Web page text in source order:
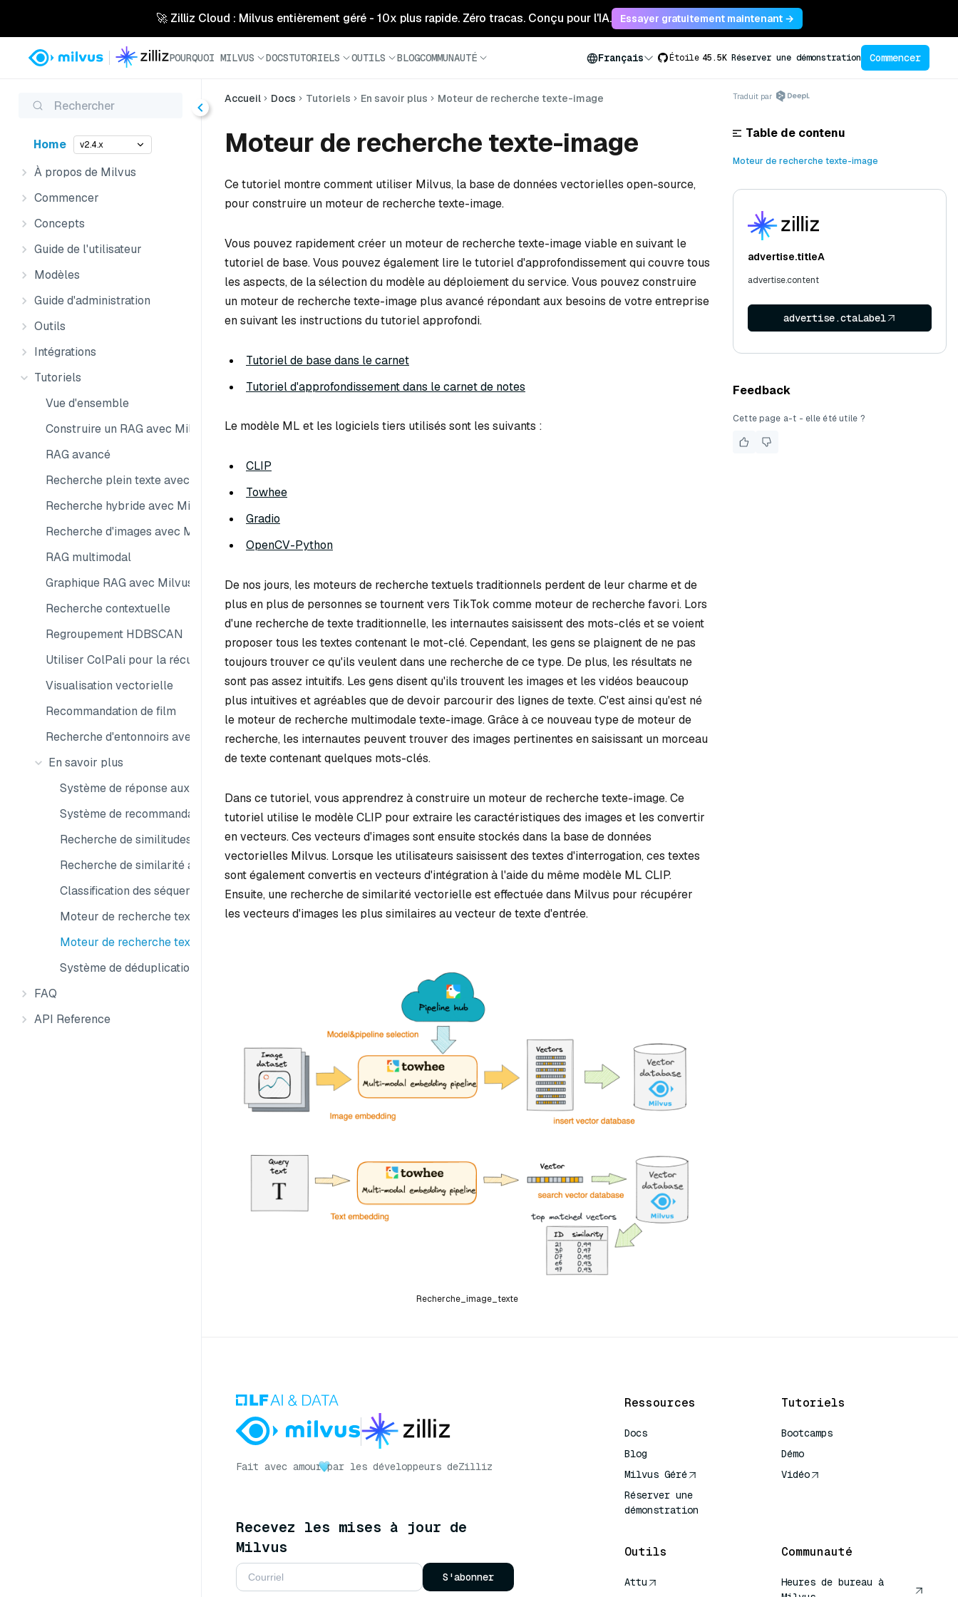
🚀 Zilliz Cloud : Milvus entièrement géré - 10x plus rapide. Zéro tracas. Conçu pour l'IA. Essayer gratuitement maintenant →
POURQUOI MILVUS DOCSTUTORIELS OUTILS BLOGCOMMUNAUTÉ Français Étoile 45.5K Réserver une démonstration Commencer
Rechercher
Home v2.4.x
À propos de Milvus
Commencer
Concepts
Guide de l'utilisateur
Modèles
Guide d'administration
Outils
Intégrations
Tutoriels
Vue d'ensemble
Construire un RAG avec Milvus
RAG avancé
Recherche plein texte avec Milvus
Recherche hybride avec Milvus
Recherche d'images avec Milvus
RAG multimodal
Graphique RAG avec Milvus
Recherche contextuelle
Regroupement HDBSCAN
Utiliser ColPali pour la récupération multimodale
Visualisation vectorielle
Recommandation de film
Recherche d'entonnoirs avec les emboîtements Matryoshka
En savoir plus
Système de réponse aux questions
Système de recommandation
Recherche de similitudes vidéo
Recherche de similarité audio
Classification des séquences d'ADN
Moteur de recherche textuelle
Moteur de recherche texte-image
Système de déduplication d'images
FAQ
API Reference
Accueil Docs Tutoriels En savoir plus Moteur de recherche texte-image
Moteur de recherche texte-image
Ce tutoriel montre comment utiliser Milvus, la base de données vectorielles open-source,
pour construire un moteur de recherche texte-image.
Vous pouvez rapidement créer un moteur de recherche texte-image viable en suivant le
tutoriel de base. Vous pouvez également lire le tutoriel d'approfondissement qui couvre tous
les aspects, de la sélection du modèle au déploiement du service. Vous pouvez construire
un moteur de recherche texte-image plus avancé répondant aux besoins de votre entreprise
en suivant les instructions du tutoriel approfondi.
Tutoriel de base dans le carnet
Tutoriel d'approfondissement dans le carnet de notes
Le modèle ML et les logiciels tiers utilisés sont les suivants :
CLIP
Towhee
Gradio
OpenCV-Python
De nos jours, les moteurs de recherche textuels traditionnels perdent de leur charme et de
plus en plus de personnes se tournent vers TikTok comme moteur de recherche favori. Lors
d'une recherche de texte traditionnelle, les internautes saisissent des mots-clés et se voient
proposer tous les textes contenant le mot-clé. Cependant, les gens se plaignent de ne pas
toujours trouver ce qu'ils veulent dans une recherche de ce type. De plus, les résultats ne
sont pas assez intuitifs. Les gens disent qu'ils trouvent les images et les vidéos beaucoup
plus intuitives et agréables que de devoir parcourir des lignes de texte. C'est ainsi qu'est né
le moteur de recherche multimodale texte-image. Grâce à ce nouveau type de moteur de
recherche, les internautes peuvent trouver des images pertinentes en saisissant un morceau
de texte contenant quelques mots-clés.
Dans ce tutoriel, vous apprendrez à construire un moteur de recherche texte-image. Ce
tutoriel utilise le modèle CLIP pour extraire les caractéristiques des images et les convertir
en vecteurs. Ces vecteurs d'images sont ensuite stockés dans la base de données
vectorielles Milvus. Lorsque les utilisateurs saisissent des textes d'interrogation, ces textes
sont également convertis en vecteurs d'intégration à l'aide du même modèle ML CLIP.
Ensuite, une recherche de similarité vectorielle est effectuée dans Milvus pour récupérer
les vecteurs d'images les plus similaires au vecteur de texte d'entrée.
Recherche_image_texte
Traduit par
Table de contenu
Moteur de recherche texte-image
advertise.titleA
advertise.content
advertise.ctaLabel
Feedback
Cette page a-t - elle été utile ?
Fait avec amour par les développeurs deZilliz
Recevez les mises à jour de
Milvus
S'abonner
Ressources
Docs
Blog
Milvus Géré
Réserver une
démonstration
Tutoriels
Bootcamps
Démo
Vidéo
Outils
Attu
Communauté
Heures de bureau à